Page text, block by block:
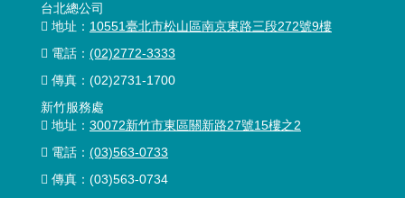
台北總公司
地址： 10551臺北市松山區南京東路三段272號9樓
電話： (02)2772-3333
傳真： (02)2731-1700
新竹服務處
地址： 30072新竹市東區關新路27號15樓之2
電話： (03)563-0733
傳真：(03)563-0734